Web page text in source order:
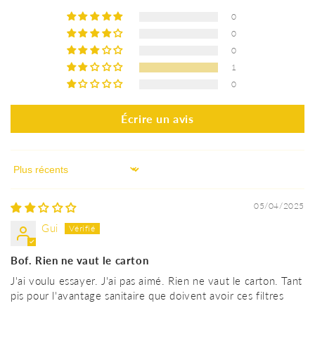
0
0
0
1
0
Écrire un avis
Sort by
05/04/2025
Gui
Bof. Rien ne vaut le carton
J'ai voulu essayer. J'ai pas aimé. Rien ne vaut le carton. Tant
pis pour l'avantage sanitaire que doivent avoir ces filtres